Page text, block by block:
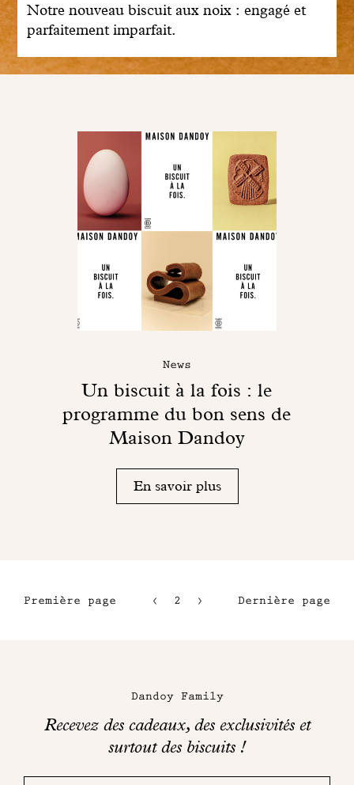
Notre nouveau biscuit aux noix : engagé et
parfaitement imparfait.
News
Un biscuit à la fois : le
programme du bon sens de
Maison Dandoy
En savoir plus
Première page
2 Dernière page
réseaux
Dandoy Family
Recevez des cadeaux, des exclusivités et
surtout des biscuits !